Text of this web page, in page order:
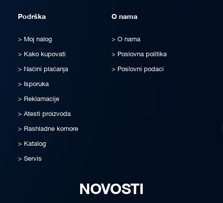
Podrška
Moj nalog
Kako kupovati
Načini plaćanja
Isporuka
Reklamacije
Atesti proizvoda
Rashladne komore
Katalog
Servis
O nama
O nama
Poslovna politika
Poslovni podaci
NOVOSTI